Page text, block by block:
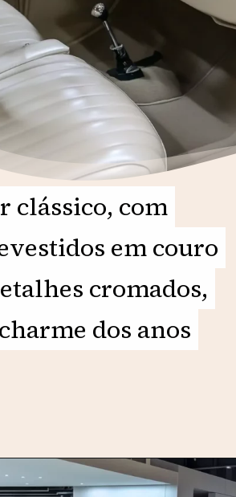
clássico, com
em couro
cromados,
dos anos
clássico, com
em couro
cromados,
dos anos
https://motorprime.com.br/vw-fusca-pickup-beige-1980-a-reinvencao-de-um-icone-classico/